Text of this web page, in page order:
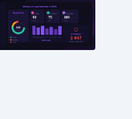
souvent des
de d ...